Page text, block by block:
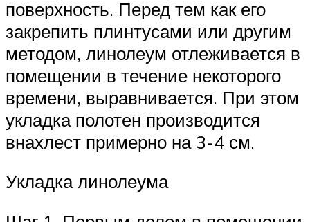
поверхность. Перед тем как его
закрепить плинтусами или другим
методом, линолеум отлеживается в
помещении в течение некоторого
времени, выравнивается. При этом
укладка полотен производится
внахлест примерно на 3-4 см.
Укладка линолеума